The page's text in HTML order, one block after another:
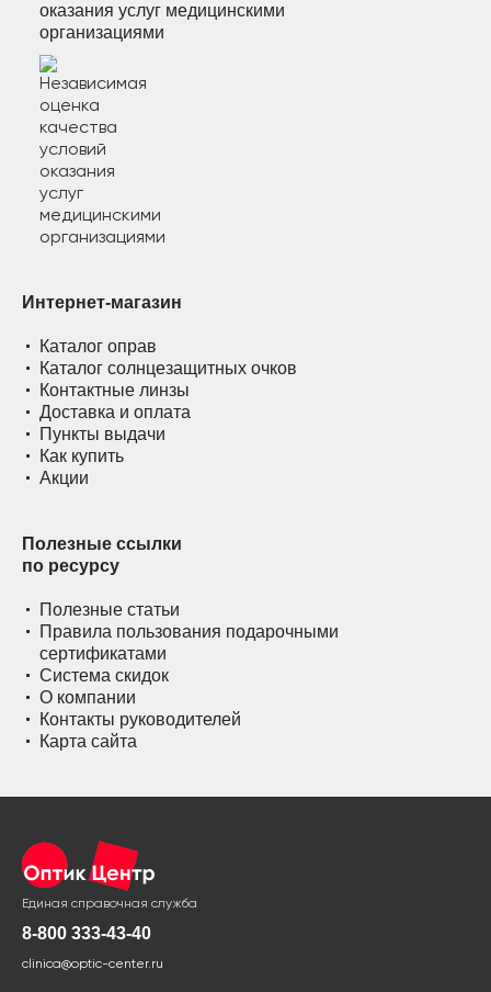
оказания услуг медицинскими
организациями
Интернет-магазин
Каталог оправ
Каталог солнцезащитных очков
Контактные линзы
Доставка и оплата
Пункты выдачи
Как купить
Акции
Полезные ссылки
по ресурсу
Полезные статьи
Правила пользования подарочными
сертификатами
Система скидок
О компании
Контакты руководителей
Карта сайта
Единая справочная служба
8-800 333-43-40
clinica@optic-center.ru